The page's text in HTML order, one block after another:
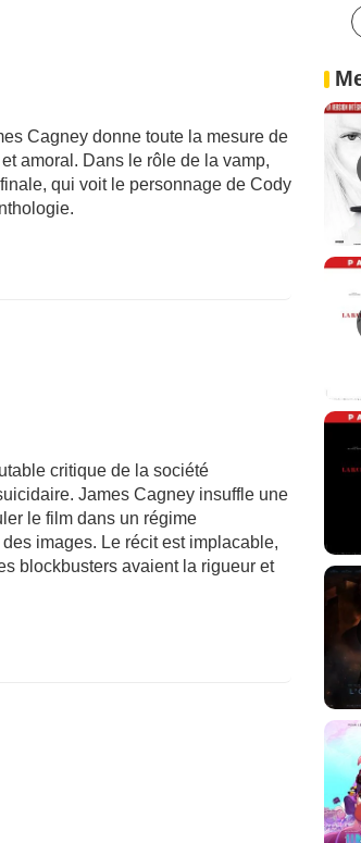
Cagney donne toute la mesure de
amoral. Dans le rôle de la vamp,
qui voit le personnage de Cody
critique de la société
James Cagney insuffle une
le film dans un régime
images. Le récit est implacable,
blockbusters avaient la rigueur et